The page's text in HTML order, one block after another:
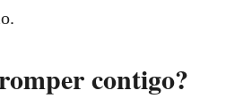
contigo?